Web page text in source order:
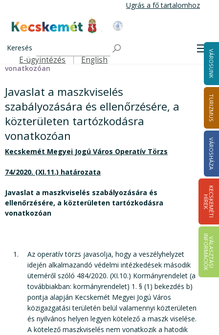
tartalomra
Ugrás a fő tartalomhoz
Kecskemét Város Honlapja
Keresés
Felső navigáció
E-ügyintézés English VÁROSUNK
TURIZMUS
VÁROSHÁZA
K
E
C
S
K
E
M
É
T
I
HÍ
R
E
K
V
Á
L
A
S
Z
T
Á
S
I
IN
F
O
R
M
Á
C
I
Ó
K
Javaslat a maszkviselés szabályozására és
ellenőrzésére, a közterületen tartózkodásra
vonatkozóan
Javaslat a maszkviselés
szabályozására és ellenőrzésére, a
közterületen tartózkodásra
vonatkozóan
Kecskemét Megyei Jogú Város Operatív Törzs
74/2020. (XI.11.) határozata
Javaslat a maszkviselés szabályozására és
ellenőrzésére, a közterületen tartózkodásra
vonatkozóan
Az operatív törzs javasolja, hogy a veszélyhelyzet
idején alkalmazandó védelmi intézkedések második
üteméről szóló 484/2020. (XI.10.) Kormányrendelet (a
továbbiakban: kormányrendelet) 1. § (1) bekezdés b)
pontja alapján Kecskemét Megyei Jogú Város
közigazgatási területén belül valamennyi közterületen
és nyilvános helyen legyen kötelező a maszk viselése.
A kötelező maszkviselés nem vonatkozik a hatodik